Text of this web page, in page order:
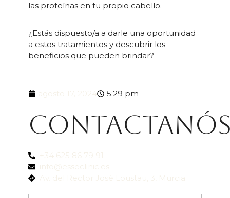
las proteínas en tu propio cabello.
¿Estás dispuesto/a a darle una oportunidad
a estos tratamientos y descubrir los
beneficios que pueden brindar?
5:29 pm